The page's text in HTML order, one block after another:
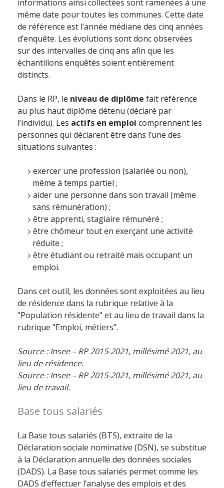
informations ainsi collectées sont ramenées à une
même date pour toutes les communes. Cette date
de référence est l’année médiane des cinq années
d’enquête. Les évolutions sont donc observées
sur des intervalles de cinq ans afin que les
échantillons enquêtés soient entièrement
distincts.
Dans le RP, le niveau de diplôme fait référence
au plus haut diplôme détenu (déclaré par
l’individu). Les actifs en emploi comprennent les
personnes qui déclarent être dans l’une des
situations suivantes :
exercer une profession (salariée ou non),
même à temps partiel ;
aider une personne dans son travail (même
sans rémunération) ;
être apprenti, stagiaire rémunéré ;
être chômeur tout en exerçant une activité
réduite ;
être étudiant ou retraité mais occupant un
emploi.
Dans cet outil, les données sont exploitées au lieu
de résidence dans la rubrique relative à la
"Population résidente" et au lieu de travail dans la
rubrique "Emploi, métiers".
Source : Insee – RP 2015-2021, millésimé 2021, au
lieu de résidence.
Source : Insee – RP 2015-2021, millésimé 2021, au
lieu de travail.
Base tous salariés
La Base tous salariés (BTS), extraite de la
Déclaration sociale nominative (DSN), se substitue
à la Déclaration annuelle des données sociales
(DADS). La Base tous salariés permet comme les
DADS d’effectuer l’analyse des emplois et des